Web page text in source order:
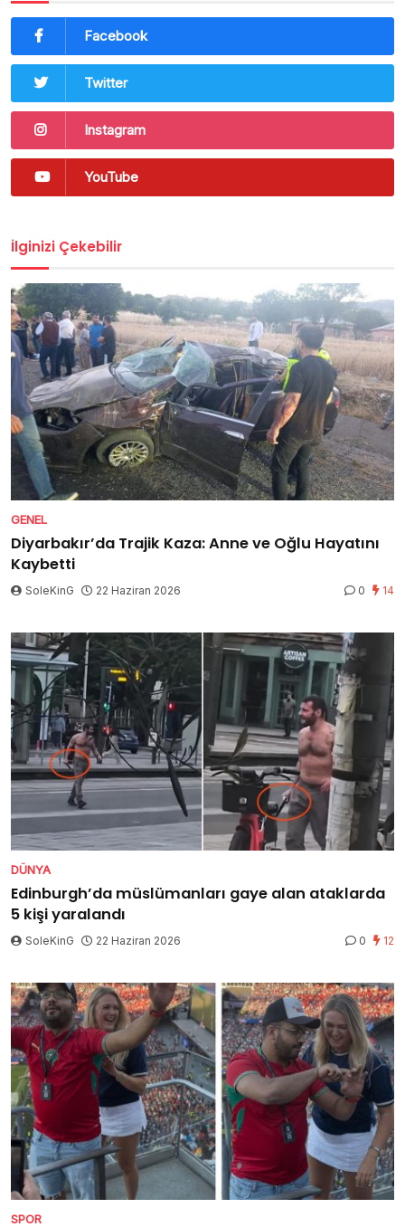
Facebook
Twitter
Instagram
YouTube
İlginizi Çekebilir
GENEL
Diyarbakır’da Trajik Kaza: Anne ve Oğlu Hayatını
Kaybetti
SoleKinG 22 Haziran 2026 0 14
DÜNYA
Edinburgh’da müslümanları gaye alan ataklarda
5 kişi yaralandı
SoleKinG 22 Haziran 2026 0 12
SPOR